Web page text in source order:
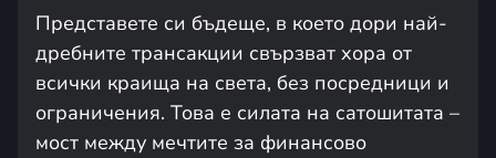
Представете си бъдеще, в което дори най-
дребните трансакции свързват хора от
всички краища на света, без посредници и
ограничения. Това е силата на сатошитата –
мост между мечтите за финансово